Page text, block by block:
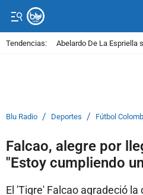
Tendencias: Abelardo De La Espriella
Blu Radio / Deportes / Fútbol
Falcao, alegre por
"Estoy cumpliendo
El 'Tigre' Falcao agradeció